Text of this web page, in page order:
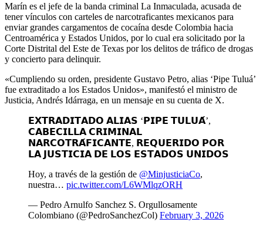
Marín es el jefe de la banda criminal La Inmaculada, acusada de
tener vínculos con carteles de narcotraficantes mexicanos para
enviar grandes cargamentos de cocaína desde Colombia hacia
Centroamérica y Estados Unidos, por lo cual era solicitado por la
Corte Distrital del Este de Texas por los delitos de tráfico de drogas
y concierto para delinquir.
«Cumpliendo su orden, presidente Gustavo Petro, alias ‘Pipe Tuluá’
fue extraditado a los Estados Unidos», manifestó el ministro de
Justicia, Andrés Idárraga, en un mensaje en su cuenta de X.
𝗘𝗫𝗧𝗥𝗔𝗗𝗜𝗧𝗔𝗗𝗢 𝗔𝗟𝗜𝗔𝗦 ‘𝗣𝗜𝗣𝗘 𝗧𝗨𝗟𝗨𝗔́’,
𝗖𝗔𝗕𝗘𝗖𝗜𝗟𝗟𝗔 𝗖𝗥𝗜𝗠𝗜𝗡𝗔𝗟
𝗡𝗔𝗥𝗖𝗢𝗧𝗥𝗔́𝗙𝗜𝗖𝗔𝗡𝗧𝗘, 𝗥𝗘𝗤𝗨𝗘𝗥𝗜𝗗𝗢 𝗣𝗢𝗥
𝗟𝗔 𝗝𝗨𝗦𝗧𝗜𝗖𝗜𝗔 𝗗𝗘 𝗟𝗢𝗦 𝗘𝗦𝗧𝗔𝗗𝗢𝗦 𝗨𝗡𝗜𝗗𝗢𝗦
Hoy, a través de la gestión de @MinjusticiaCo,
nuestra… pic.twitter.com/L6WMlqzORH
— Pedro Arnulfo Sanchez S. Orgullosamente
Colombiano (@PedroSanchezCol) February 3, 2026